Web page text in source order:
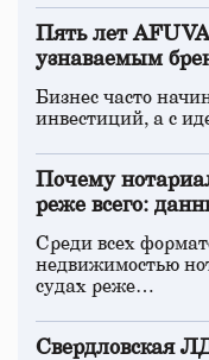
Пять лет
узнаваемым
Бизнес часто
инвестиций, а с
Почему
реже всего:
Среди всех
недвижимостью
судах реже…
Свердловская